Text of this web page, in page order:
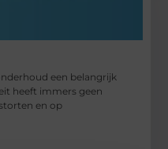
een belangrijk
heeft immers geen
en op